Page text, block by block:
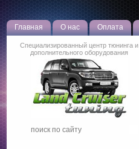
Главная О нас Оплата
Специализированный центр тюнинга и
дополнительного оборудования